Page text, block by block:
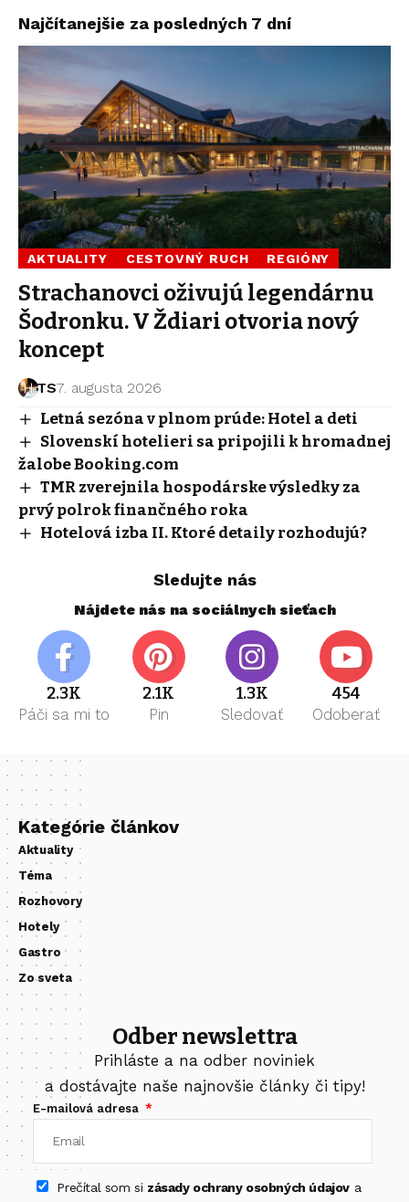
Najčítanejšie za posledných 7 dní
AKTUALITY CESTOVNÝ RUCH REGIÓNY
Strachanovci oživujú legendárnu
Šodronku. V Ždiari otvoria nový
koncept
TS7. augusta 2026
Letná sezóna v plnom prúde: Hotel a deti
Slovenskí hotelieri sa pripojili k hromadnej
žalobe Booking.com
TMR zverejnila hospodárske výsledky za
prvý polrok finančného roka
Hotelová izba II. Ktoré detaily rozhodujú?
Sledujte nás
Nájdete nás na sociálnych sieťach
2.3K
Páči sa mi to
2.1K
Pin
1.3K
Sledovať
454
Odoberať
Kategórie článkov
Aktuality
Téma
Rozhovory
Hotely
Gastro
Zo sveta
Odber newslettra
Prihláste a na odber noviniek
a dostávajte naše najnovšie články či tipy!
E-mailová adresa
Prečítal som si zásady ochrany osobných údajova